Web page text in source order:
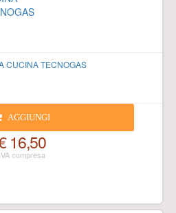
CUCINA TECNOGAS
AGGIUNGI
16,50